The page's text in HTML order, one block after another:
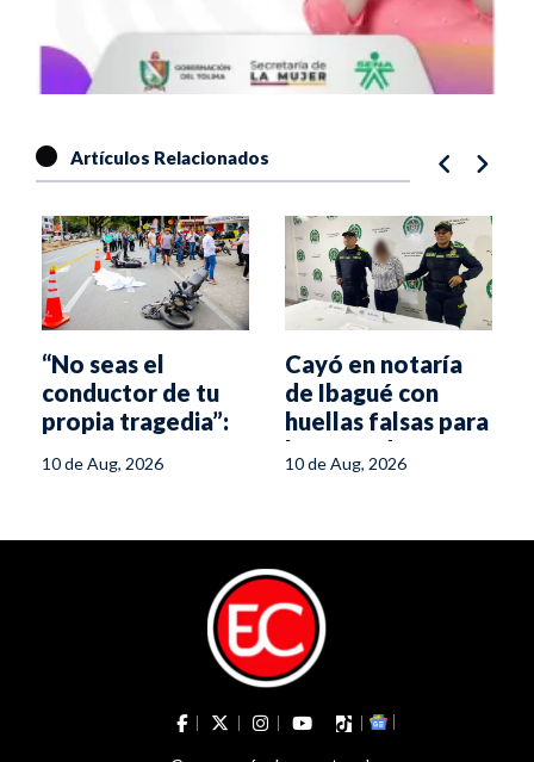
Artículos Relacionados
“No seas el
conductor de tu
propia tragedia”:
vial en Ibagué
10 de Aug, 2026
Cayó en notaría
de Ibagué con
huellas falsas para
la venta de un
terreno
10 de Aug, 2026